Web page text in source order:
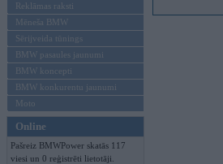
Reklāmas raksti
Mēneša BMW
Sērijveida tūnings
BMW pasaules jaunumi
BMW koncepti
BMW konkurentu jaunumi
Moto
Online
Pašreiz BMWPower skatās 117
viesi un 0 reģistrēti lietotāji.